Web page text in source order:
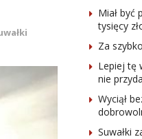
Miał być
tysięcy
Za
Lepiej tę
nie
Wyciął
Suwałki